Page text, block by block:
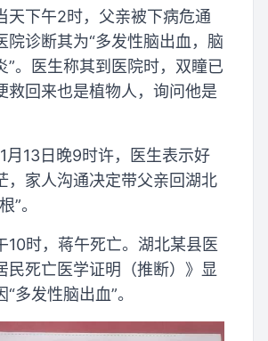
天下午2时，父亲被下病危通
院诊断其为“多发性脑出血，脑
”。医生称其到医院时，双瞳已
救回来也是植物人，询问他是
月13日晚9时许，医生表示好
，家人沟通决定带父亲回湖北
”。
10时，蒋午死亡。湖北某县医
民死亡医学证明（推断）》显
多发性脑出血”。